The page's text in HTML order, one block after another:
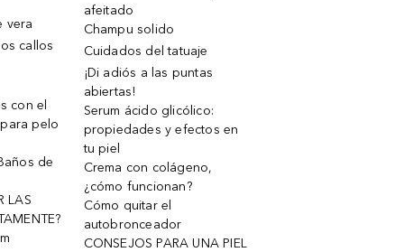
vera
callos
con el
pelo
de
LAS
afeitado
Champu solido
Cuidados del tatuaje
¡Di adiós a las puntas
abiertas!
Serum ácido glicólico:
propiedades y efectos en
tu piel
Crema con colágeno,
¿cómo funcionan?
Cómo quitar el
autobronceador
CONSEJOS PARA UNA PIEL